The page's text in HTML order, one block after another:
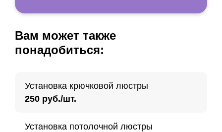
Вам может также
понадобиться:
Установка крючковой люстры
250 руб./шт.
Установка потолочной люстры